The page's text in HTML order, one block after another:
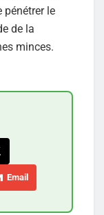
pénétrer le
de la
minces.
Email